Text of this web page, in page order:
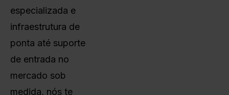
especializada e
infraestrutura de
ponta até suporte
de entrada no
mercado sob
medida, nós te